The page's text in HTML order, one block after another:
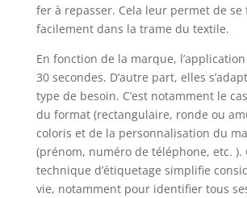
fer à repasser. Cela leur permet de se
facilement dans la trame du textile.
En fonction de la marque,
30 secondes. D’autre part, elles
type de besoin. C’est notamment le
du format (rectangulaire, ronde ou
coloris et de la personnalisation du
(prénom, numéro de téléphone, etc. ).
technique d’étiquetage simplifie
vie, notamment pour identifier tous